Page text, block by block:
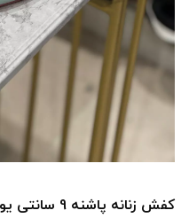
کفش زنانه پاشنه 9 سانتی یونای کد Y260 رنگ سبز سایز 36